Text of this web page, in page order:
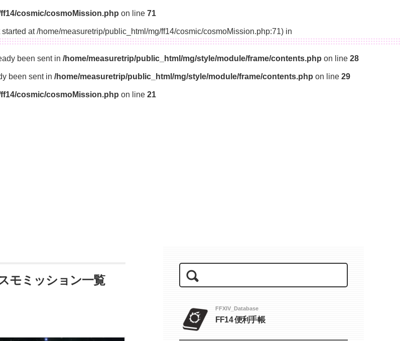
cosmic/cosmoMission.php on line 71
at /home/measuretrip/public_html/mg/ff14/cosmic/cosmoMission.php:71) in
been sent in /home/measuretrip/public_html/mg/style/module/frame/contents.php on line 28
been sent in /home/measuretrip/public_html/mg/style/module/frame/contents.php on line 29
cosmic/cosmoMission.php on line 21
モミッション一覧
FFXIV_Database
FF14 便利手帳